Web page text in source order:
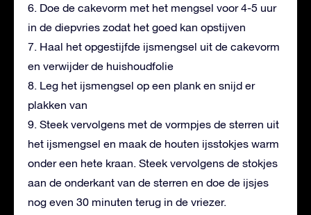
6. Doe de cakevorm met het mengsel voor 4-5 uur
in de diepvries zodat het goed kan opstijven
7. Haal het opgestijfde ijsmengsel uit de cakevorm
en verwijder de huishoudfolie
8. Leg het ijsmengsel op een plank en snijd er
plakken van
9. Steek vervolgens met de vormpjes de sterren uit
het ijsmengsel en maak de houten ijsstokjes warm
onder een hete kraan. Steek vervolgens de stokjes
aan de onderkant van de sterren en doe de ijsjes
nog even 30 minuten terug in de vriezer.